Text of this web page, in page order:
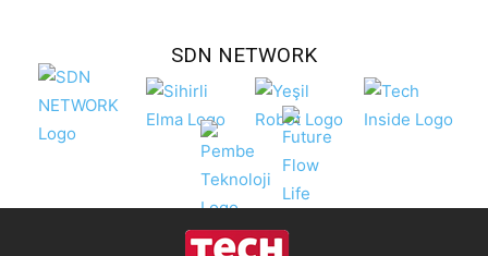
SDN NETWORK